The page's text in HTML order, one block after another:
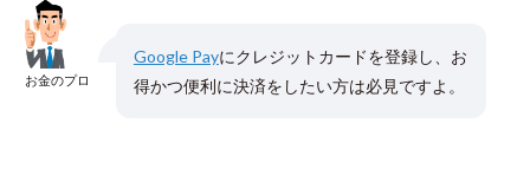
お金のプロ
Google Payにクレジットカードを登録し、お
得かつ便利に決済をしたい方は必見ですよ。